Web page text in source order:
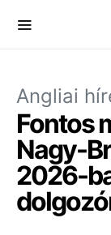
Angliai
Fontos
Nagy-
2026-